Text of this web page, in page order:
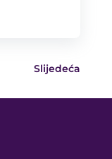
Slijedeća